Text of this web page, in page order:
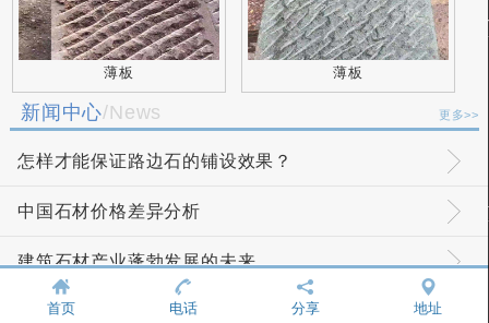
薄板 薄板
新闻中心/News 更多>>
怎样才能保证路边石的铺设效果？
中国石材价格差异分析
建筑石材产业蓬勃发展的未来
如何辨别青石板材的优劣
首页 电话 分享 地址